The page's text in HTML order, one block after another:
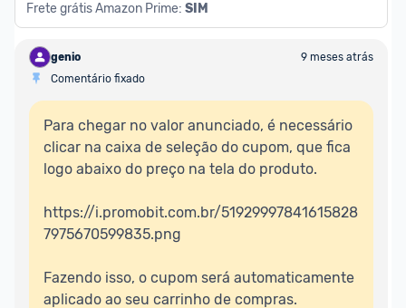
Frete grátis Amazon Prime: SIM
genio
9 meses atrás
Comentário fixado
Para chegar no valor anunciado, é necessário
clicar na caixa de seleção do cupom, que fica
logo abaixo do preço na tela do produto.
https://i.promobit.com.br/51929997841615828
7975670599835.png
Fazendo isso, o cupom será automaticamente
aplicado ao seu carrinho de compras.